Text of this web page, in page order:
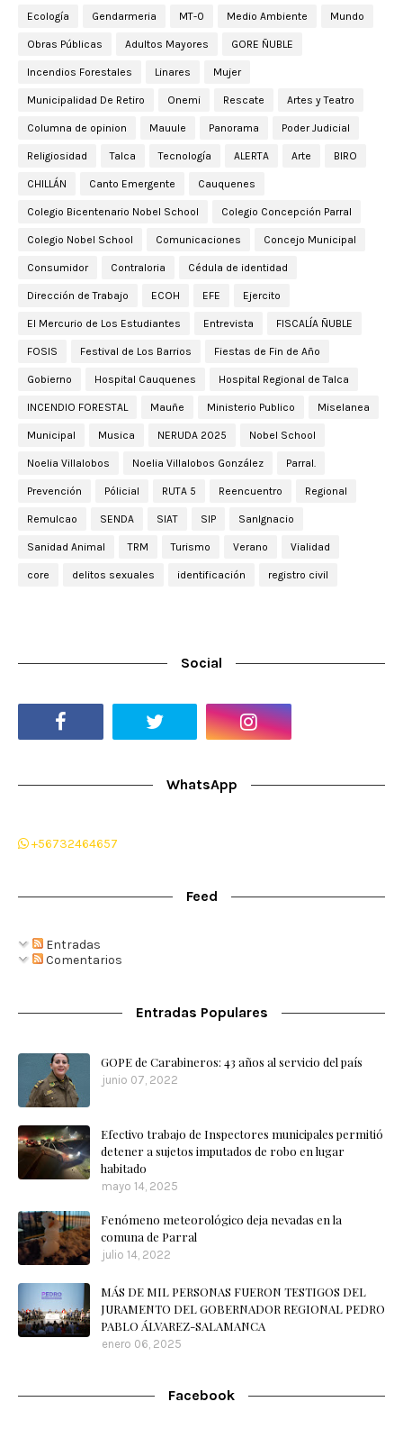
Ecología Gendarmeria MT-0 Medio Ambiente Mundo
Obras Públicas Adultos Mayores GORE ÑUBLE
Incendios Forestales Linares Mujer
Municipalidad De Retiro Onemi Rescate Artes y Teatro
Columna de opinion Mauule Panorama Poder Judicial
Religiosidad Talca Tecnología ALERTA Arte BIRO
CHILLÁN Canto Emergente Cauquenes
Colegio Bicentenario Nobel School Colegio Concepción Parral
Colegio Nobel School Comunicaciones Concejo Municipal
Consumidor Contraloria Cédula de identidad
Dirección de Trabajo ECOH EFE Ejercito
El Mercurio de Los Estudiantes Entrevista FISCALÍA ÑUBLE
FOSIS Festival de Los Barrios Fiestas de Fin de Año
Gobierno Hospital Cauquenes Hospital Regional de Talca
INCENDIO FORESTAL Mauñe Ministerio Publico Miselanea
Municipal Musica NERUDA 2025 Nobel School
Noelia Villalobos Noelia Villalobos González Parral.
Prevención Pólicial RUTA 5 Reencuentro Regional
Remulcao SENDA SIAT SIP SanIgnacio
Sanidad Animal TRM Turismo Verano Vialidad
core delitos sexuales identificación registro civil
Social
WhatsApp
+56732464657
Feed
Entradas
Comentarios
Entradas Populares
GOPE de Carabineros: 43 años al servicio del país
junio 07, 2022
Efectivo trabajo de Inspectores municipales permitió
detener a sujetos imputados de robo en lugar
habitado
mayo 14, 2025
Fenómeno meteorológico deja nevadas en la
comuna de Parral
julio 14, 2022
MÁS DE MIL PERSONAS FUERON TESTIGOS DEL
JURAMENTO DEL GOBERNADOR REGIONAL PEDRO
PABLO ÁLVAREZ-SALAMANCA
enero 06, 2025
Facebook